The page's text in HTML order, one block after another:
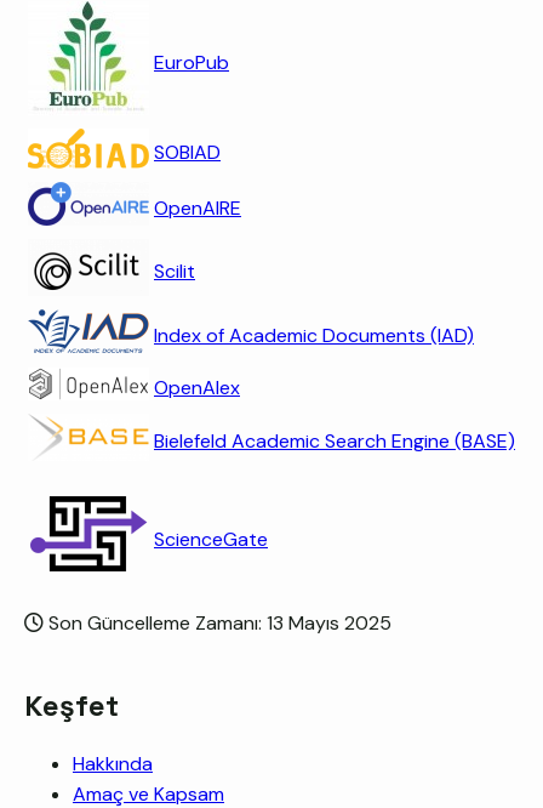
EuroPub
SOBIAD
OpenAIRE
Scilit
Index of Academic Documents (IAD)
OpenAlex
Bielefeld Academic Search Engine (BASE)
ScienceGate
Son Güncelleme Zamanı: 13 Mayıs 2025
Keşfet
Hakkında
Amaç ve Kapsam